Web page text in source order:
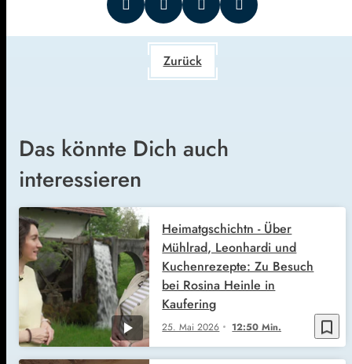
Zurück
Das könnte Dich auch
interessieren
bookmark_border
25. Mai 2026 12:50 Min.
Heimatgschichtn - Über
Mühlrad, Leonhardi und
Kuchenrezepte: Zu Besuch
bei Rosina Heinle in
Kaufering